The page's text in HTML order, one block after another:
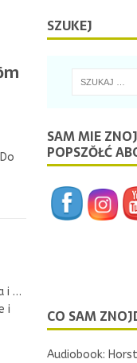
i …
i
SZUKEJ
SAM MIE
POPSZŎŁĆ
CO SAM
Audiobook: